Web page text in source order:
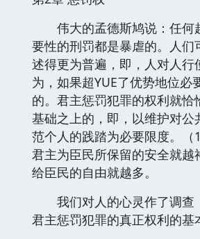
伟大的孟德斯鸠说：任何
要性的刑罚都是暴虐的。人们
述得更为普遍，即，人对人行
为，如果超YUE了优势地位必
的。君主惩罚犯罪的权利就恰
基础之上的，即，以维护对公
范个人的践踏为必要限度。（
君主为臣民所保留的安全就越
给臣民的自由就越多。
我们对人的心灵作了调查
君主惩罚犯罪的真正权利的基